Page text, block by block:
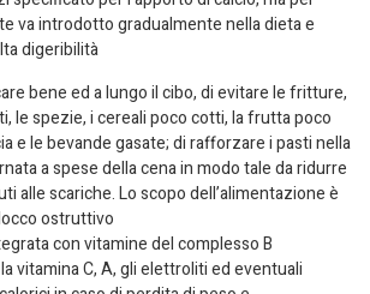
va introdotto gradualmente nella dieta e
digeribilità
bene ed a lungo il cibo, di evitare le fritture,
le spezie, i cereali poco cotti, la frutta poco
e le bevande gasate; di rafforzare i pasti nella
a spese della cena in modo tale da ridurre
alle scariche. Lo scopo dell’alimentazione è
ostruttivo
con vitamine del complesso B
vitamina C, A, gli elettroliti ed eventuali